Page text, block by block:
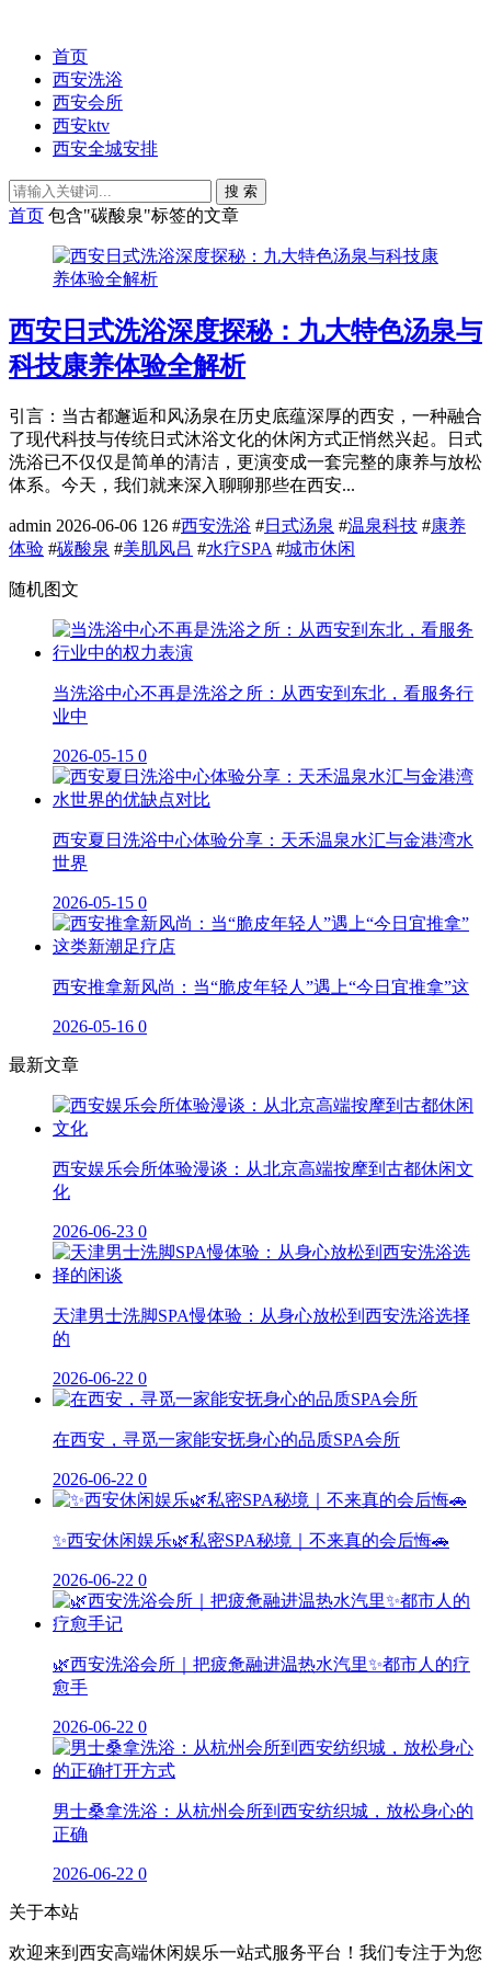
首页
西安洗浴
西安会所
西安ktv
西安全城安排
搜 索
首页 包含"碳酸泉"标签的文章
西安日式洗浴深度探秘：九大特色汤泉与
科技康养体验全解析
引言：当古都邂逅和风汤泉在历史底蕴深厚的西安，一种融合
了现代科技与传统日式沐浴文化的休闲方式正悄然兴起。日式
洗浴已不仅仅是简单的清洁，更演变成一套完整的康养与放松
体系。今天，我们就来深入聊聊那些在西安...
admin 2026-06-06 126 #西安洗浴 #日式汤泉 #温泉科技 #康养
体验 #碳酸泉 #美肌风吕 #水疗SPA #城市休闲
随机图文
当洗浴中心不再是洗浴之所：从西安到东北，看服务行
业中
2026-05-15 0
西安夏日洗浴中心体验分享：天禾温泉水汇与金港湾水
世界
2026-05-15 0
西安推拿新风尚：当“脆皮年轻人”遇上“今日宜推拿”这
2026-05-16 0
最新文章
西安娱乐会所体验漫谈：从北京高端按摩到古都休闲文
化
2026-06-23 0
天津男士洗脚SPA慢体验：从身心放松到西安洗浴选择
的
2026-06-22 0
在西安，寻觅一家能安抚身心的品质SPA会所
2026-06-22 0
✨西安休闲娱乐🌿私密SPA秘境｜不来真的会后悔🚗
2026-06-22 0
🌿西安洗浴会所｜把疲惫融进温热水汽里✨都市人的疗
愈手
2026-06-22 0
男士桑拿洗浴：从杭州会所到西安纺织城，放松身心的
正确
2026-06-22 0
关于本站
欢迎来到西安高端休闲娱乐一站式服务平台！我们专注于为您